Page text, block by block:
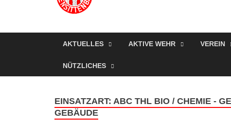
AKTUELLES AKTIVE WEHR VEREIN
NÜTZLICHES
EINSATZART: ABC THL BIO / CHEMIE -
GEBÄUDE